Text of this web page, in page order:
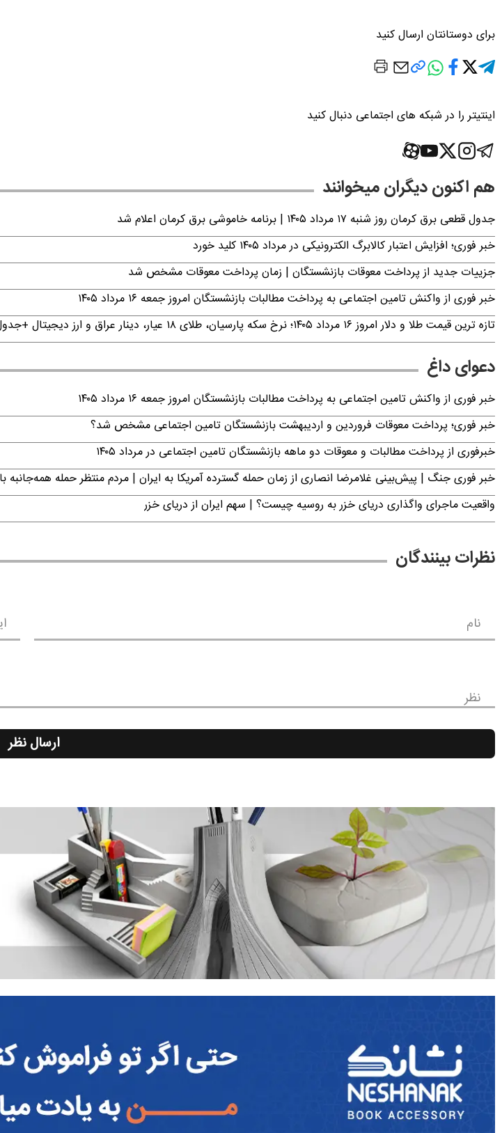
برای دوستانتان ارسال کنید
اینتیتر را در شبکه های اجتماعی دنبال کنید
هم اکنون دیگران میخوانند
جدول قطعی برق کرمان روز شنبه ۱۷ مرداد ۱۴۰۵ | برنامه خاموشی برق کرمان اعلام شد
خبر فوری؛ افزایش اعتبار کالابرگ الکترونیکی در مرداد ۱۴۰۵ کلید خورد
جزییات جدید از پرداخت معوقات بازنشستگان | زمان پرداخت معوقات مشخص شد
خبر فوری از واکنش تامین اجتماعی به پرداخت مطالبات بازنشستگان امروز جمعه ۱۶ مرداد ۱۴۰۵
تازه ترین قیمت طلا و دلار امروز ۱۶ مرداد ۱۴۰۵؛ نرخ سکه پارسیان، طلای ۱۸ عیار، دینار عراق و ارز دیجیتال +جدول (آنلاین)
دعوای داغ
خبر فوری از واکنش تامین اجتماعی به پرداخت مطالبات بازنشستگان امروز جمعه ۱۶ مرداد ۱۴۰۵
خبر فوری؛ پرداخت معوقات فروردین و اردیبهشت بازنشستگان تامین اجتماعی مشخص شد؟
خبرفوری از پرداخت مطالبات و معوقات دو ماهه بازنشستگان تامین اجتماعی در مرداد ۱۴۰۵
خبر فوری جنگ | پیش‌بینی غلامرضا انصاری از زمان حمله گسترده آمریکا به ایران | مردم منتظر حمله همه‌جانبه
واقعیت ماجرای واگذاری دریای خزر به روسیه چیست؟ | سهم ایران از دریای خزر
نظرات بینندگان
نام
نظر
ارسال نظر